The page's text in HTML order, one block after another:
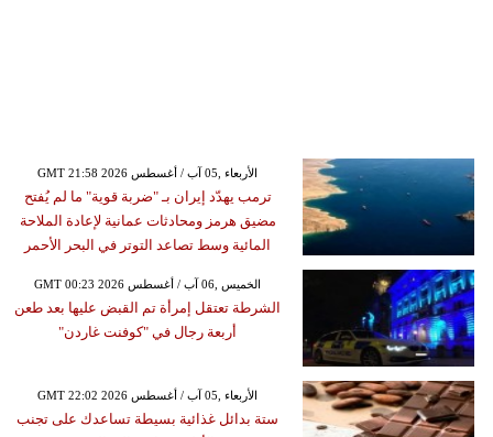
GMT 21:58 2026 الأربعاء ,05 آب / أغسطس
ترمب يهدّد إيران بـ "ضربة قوية" ما لم يُفتح
مضيق هرمز ومحادثات عمانية لإعادة الملاحة
المائية وسط تصاعد التوتر في البحر الأحمر
GMT 00:23 2026 الخميس ,06 آب / أغسطس
الشرطة تعتقل إمرأة تم القبض عليها بعد طعن
أربعة رجال في "كوفنت غاردن"
GMT 22:02 2026 الأربعاء ,05 آب / أغسطس
ستة بدائل غذائية بسيطة تساعدك على تجنب